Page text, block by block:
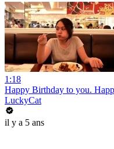
1:18
Happy Birthday to you.
LuckyCat
il y a 5 ans